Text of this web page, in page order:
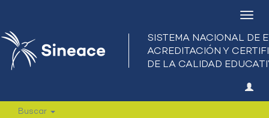
Buscar